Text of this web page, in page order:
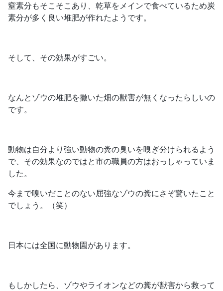
窒素分もそこそこあり、乾草をメインで食べているため炭
素分が多く良い堆肥が作れたようです。
そして、その効果がすごい。
なんとゾウの堆肥を撒いた畑の獣害が無くなったらしいの
です。
動物は自分より強い動物の糞の臭いを嗅ぎ分けられるよう
で、その効果なのではと市の職員の方はおっしゃっていま
した。
今まで嗅いだことのない屈強なゾウの糞にさぞ驚いたこと
でしょう。（笑）
日本には全国に動物園があります。
もしかしたら、ゾウやライオンなどの糞が獣害から救って